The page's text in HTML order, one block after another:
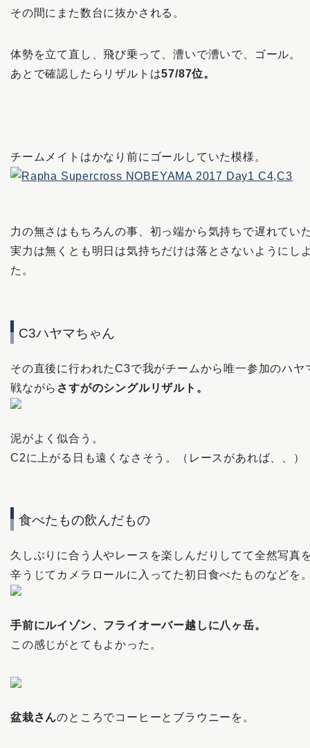
その間にまた数台に抜かされる。
体勢を立て直し、飛び乗って、漕いで漕いで、ゴール。
あとで確認したらリザルトは57/87位。
チームメイトはかなり前にゴールしていた模様。
力の無さはもちろんの事、初っ端から気持ちで遅れてい
実力は無くとも明日は気持ちだけは落とさないようにし
た。
C3ハヤマちゃん
その直後に行われたC3で我がチームから唯一参加のハ
戦ながら さすがのシングルリザルト。
泥がよく似合う。
C2に上がる日も遠くなさそう。（レースがあれば、、）
食べたもの飲んだもの
久しぶりに合う人やレースを楽しんだりしてて全然写真
辛うじてカメラロールに入ってた初日食べたものなどを
手前にルイゾン、フライオーバー越しに八ヶ岳。
この感じがとてもよかった。
盆栽さんのところでコーヒーとブラウニーを。